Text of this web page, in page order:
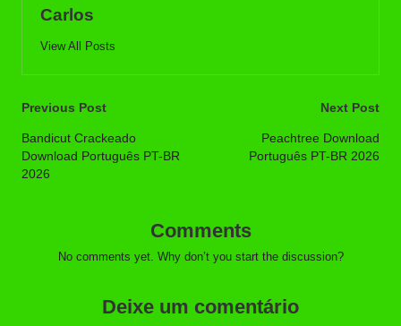
Carlos
View All Posts
Post
navigation
Previous Post
Bandicut Crackeado
Download Português PT-BR
2026
Next Post
Peachtree Download
Português PT-BR 2026
Comments
No comments yet. Why don’t you start the discussion?
Deixe um comentário